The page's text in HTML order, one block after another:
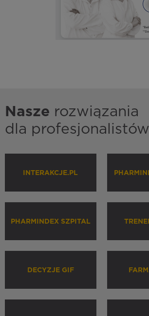
Nasze rozwiązania
dla
INTERAKCJE.PL
PHARMINDEX SZPITAL
DECYZJE GIF